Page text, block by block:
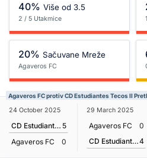
40% Više od 3.5
2 / 5 Utakmice
20% Sačuvane Mreže
Agaveros FC
Agaveros FC protiv CD Estudiantes Tecos II
24 October 2025
CD Estudiantes Tecos II 5
Agaveros FC
0
29 March 2025
Agaveros FC
0
CD Estudiantes Tecos II4